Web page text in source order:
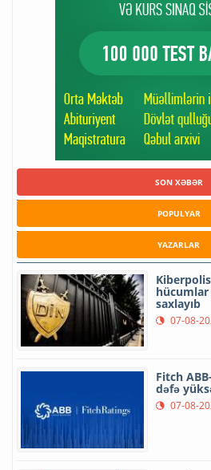
SON XƏBƏR
POPULYAR
YAZARLAR
saxlayıb
07-08-
Fitch
dəfə
07-08-